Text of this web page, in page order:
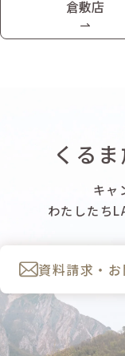
倉敷店
くる
キャ
わたしたち
資料請求・